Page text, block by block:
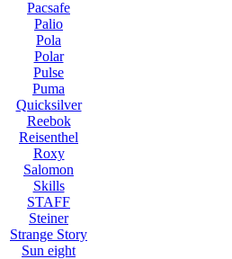
Pacsafe
Palio
Pola
Polar
Pulse
Puma
Quicksilver
Reebok
Reisenthel
Roxy
Salomon
Skills
STAFF
Steiner
Strange Story
Sun eight